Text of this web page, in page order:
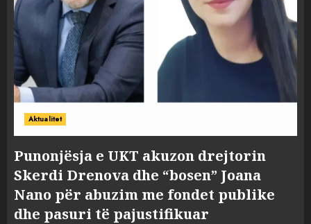
Aktualitet
Punonjësja e UKT akuzon drejtorin
Skerdi Drenova dhe “bosen” Joana
Nano për abuzim me fondet publike
dhe pasuri të pajustifikuar